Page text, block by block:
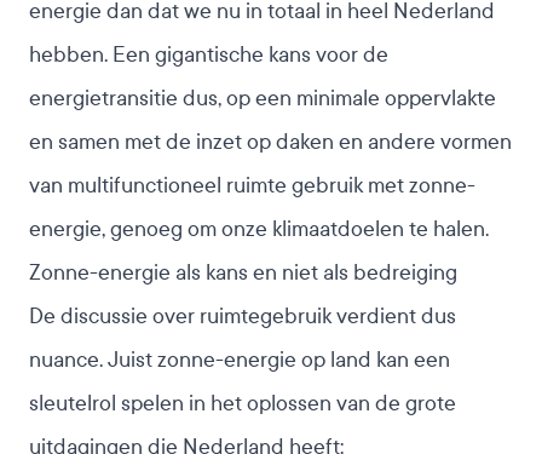
energie dan dat we nu in totaal in heel Nederland
hebben. Een gigantische kans voor de
energietransitie dus, op een minimale oppervlakte
en samen met de inzet op daken en andere vormen
van multifunctioneel ruimte gebruik met zonne-
energie, genoeg om onze klimaatdoelen te halen.
Zonne-energie als kans en niet als bedreiging
De discussie over ruimtegebruik verdient dus
nuance. Juist zonne-energie op land kan een
sleutelrol spelen in het oplossen van de grote
uitdagingen die Nederland heeft: